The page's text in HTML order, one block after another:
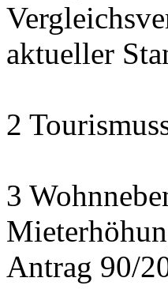
aktueller
2
3
Antrag 90/